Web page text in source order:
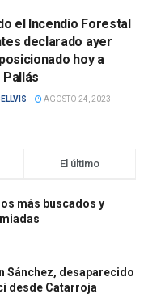
el Incendio Forestal
declarado ayer
hoy a
AGOSTO 24, 2023
El último
más buscados y
Sánchez, desaparecido
desde Catarroja